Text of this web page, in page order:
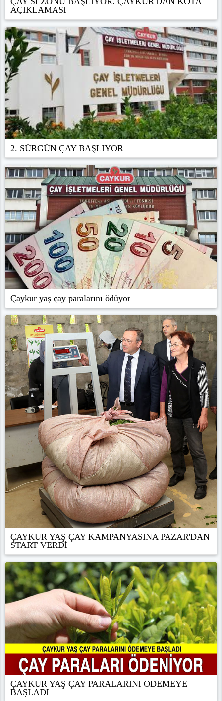
AÇIKLAMASI
2. SÜRGÜN ÇAY BAŞLIYOR
Çaykur yaş çay paralarını ödüyor
ÇAYKUR YAŞ ÇAY KAMPANYASINA PAZAR'DAN
START VERDİ
ÇAYKUR YAŞ ÇAY PARALARINI ÖDEMEYE
BAŞLADI